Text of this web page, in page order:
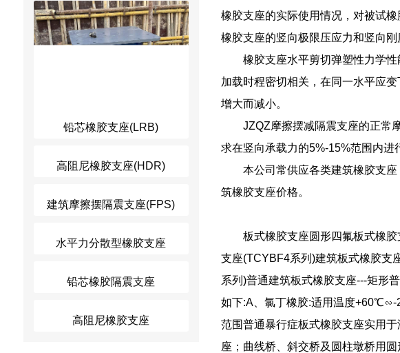
铅芯橡胶支座(LRB)
高阻尼橡胶支座(HDR)
建筑摩擦摆隔震支座(FPS)
水平力分散型橡胶支座
铅芯橡胶隔震支座
高阻尼橡胶支座
橡胶支座的实际使用情况，对被试
橡胶支座的竖向极限压应力和竖向刚
橡胶支座水平剪切弹塑性力学
加载时程密切相关，在同一水平应
增大而减小。
JZQZ摩擦摆减隔震支座的正常
求在竖向承载力的5%-15%范围内进
本公司常供应各类建筑橡胶支
筑橡胶支座价格。
板式橡胶支座圆形四氟板式橡
支座(TCYBF4系列)建筑板式橡胶支
系列)普通建筑板式橡胶支座---矩形
如下:A、氯丁橡胶:适用温度
范围普通暴行症板式橡胶支座实用
座；曲线桥、斜交桥及圆柱墩桥用